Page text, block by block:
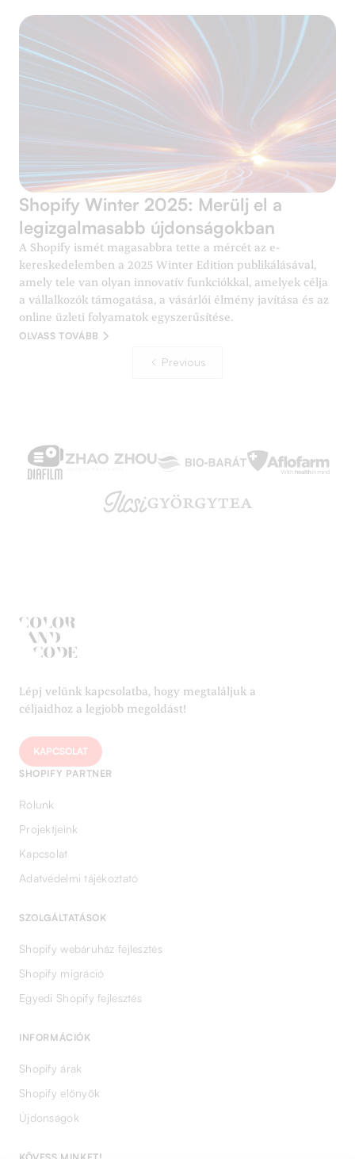
Shopify Winter 2025: Merülj el a
legizgalmasabb újdonságokban
A Shopify ismét magasabbra tette a mércét az e-
kereskedelemben a 2025 Winter Edition publikálásával,
amely tele van olyan innovatív funkciókkal, amelyek célja
a vállalkozók támogatása, a vásárlói élmény javítása és az
online üzleti folyamatok egyszerűsítése.
OLVASS TOVÁBB
Previous
Lépj velünk kapcsolatba, hogy megtaláljuk a
céljaidhoz a legjobb megoldást!
KAPCSOLAT
SHOPIFY PARTNER
Rólunk
Projektjeink
Kapcsolat
Adatvédelmi tájékoztató
SZOLGÁLTATÁSOK
Shopify webáruház fejlesztés
Shopify migráció
Egyedi Shopify fejlesztés
INFORMÁCIÓK
Shopify árak
Shopify előnyök
Újdonságok